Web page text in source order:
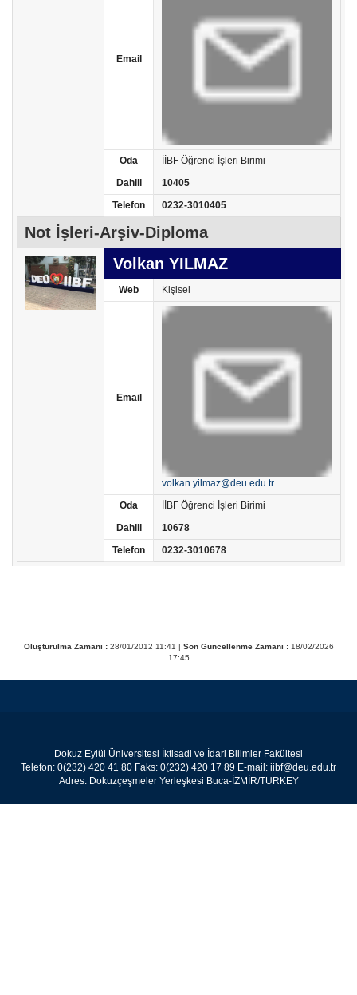
Email
Oda
İİBF Öğrenci İşleri Birimi
Dahili
10405
Telefon
0232-3010405
Not İşleri-Arşiv-Diploma
Volkan YILMAZ
Web Kişisel
Email
volkan.yilmaz@deu.edu.tr
Oda
İİBF Öğrenci İşleri Birimi
Dahili
10678
Telefon
0232-3010678
Oluşturulma Zamanı : 28/01/2012 11:41 | Son Güncellenme Zamanı : 18/02/2026
17:45
Dokuz Eylül Üniversitesi İktisadi ve İdari Bilimler Fakültesi
Telefon: 0(232) 420 41 80 Faks: 0(232) 420 17 89 E-mail: iibf@deu.edu.tr
Adres: Dokuzçeşmeler Yerleşkesi Buca-İZMİR/TURKEY